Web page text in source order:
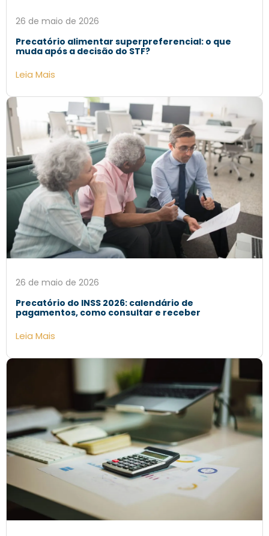
26 de maio de 2026
Precatório alimentar superpreferencial: o que
muda após a decisão do STF?
Leia Mais
26 de maio de 2026
Precatório do INSS 2026: calendário de
pagamentos, como consultar e receber
Leia Mais